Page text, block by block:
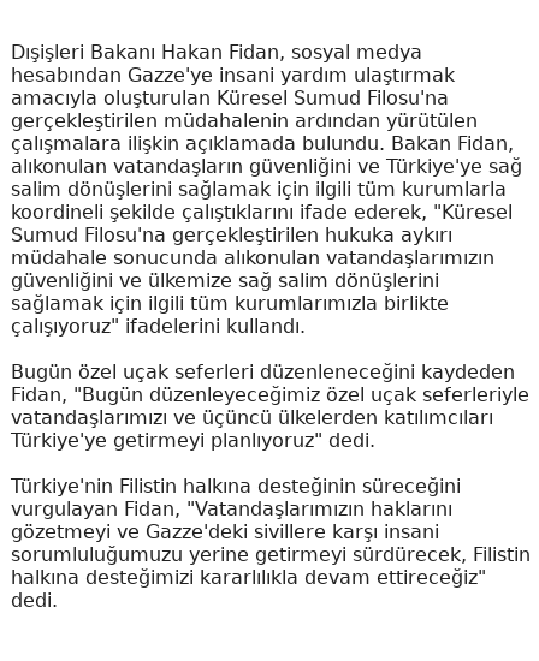
Dışişleri Bakanı Hakan Fidan, sosyal medya
hesabından Gazze'ye insani yardım ulaştırmak
amacıyla oluşturulan Küresel Sumud Filosu'na
gerçekleştirilen müdahalenin ardından yürütülen
çalışmalara ilişkin açıklamada bulundu. Bakan Fidan,
alıkonulan vatandaşların güvenliğini ve Türkiye'ye sağ
salim dönüşlerini sağlamak için ilgili tüm kurumlarla
koordineli şekilde çalıştıklarını ifade ederek, "Küresel
Sumud Filosu'na gerçekleştirilen hukuka aykırı
müdahale sonucunda alıkonulan vatandaşlarımızın
güvenliğini ve ülkemize sağ salim dönüşlerini
sağlamak için ilgili tüm kurumlarımızla birlikte
çalışıyoruz" ifadelerini kullandı.
Bugün özel uçak seferleri düzenleneceğini kaydeden
Fidan, "Bugün düzenleyeceğimiz özel uçak seferleriyle
vatandaşlarımızı ve üçüncü ülkelerden katılımcıları
Türkiye'ye getirmeyi planlıyoruz" dedi.
Türkiye'nin Filistin halkına desteğinin süreceğini
vurgulayan Fidan, "Vatandaşlarımızın haklarını
gözetmeyi ve Gazze'deki sivillere karşı insani
sorumluluğumuzu yerine getirmeyi sürdürecek, Filistin
halkına desteğimizi kararlılıkla devam ettireceğiz"
dedi.